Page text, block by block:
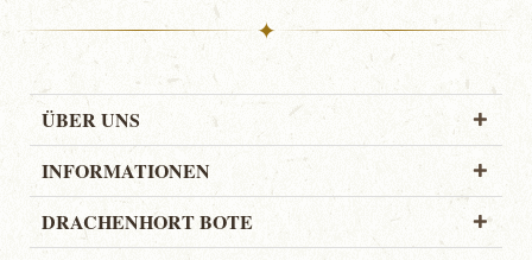
✦
ÜBER UNS
INFORMATIONEN
DRACHENHORT BOTE